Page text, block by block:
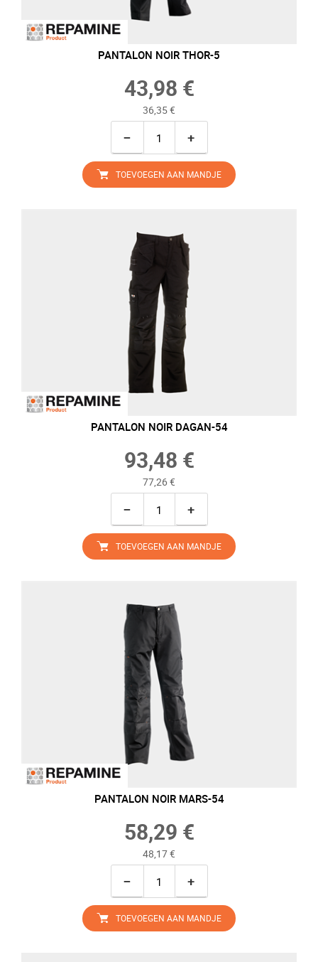
PANTALON NOIR THOR-5
43,98 €
36,35 €
− +
TOEVOEGEN AAN MANDJE
PANTALON NOIR DAGAN-54
93,48 €
77,26 €
− +
TOEVOEGEN AAN MANDJE
PANTALON NOIR MARS-54
58,29 €
48,17 €
− +
TOEVOEGEN AAN MANDJE